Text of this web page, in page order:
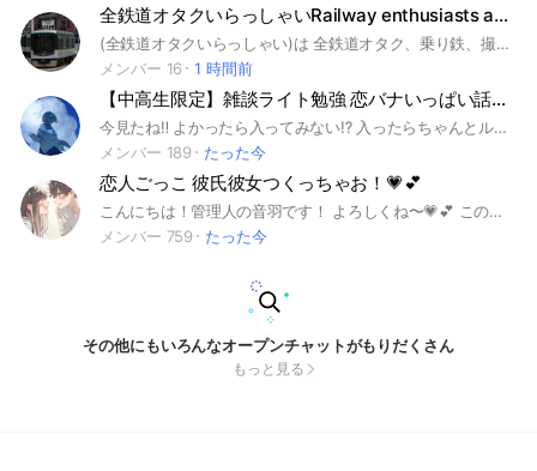
必要あるか分からないものまで見せられる時ありますよね‼️そ
れも対策済みです‼️ 管理人自体そんな厳しくないので安心して
きてね‼️ 承認制だから荒らし対策もしてます‼️ きっとあなたも
このオプが好きになる‼️ #学生#小学生#中学生#高校生#大学生
#雑談#ライブトーク#恋愛相談#相談#悩み#学生限定#ネッ友 #
ライト#非リア#リア充#青春#大学院生#勉強#友達#界隈#界隈
民#平和#平和民#歌枠#歌#恋バナ#副官#古参#人気#学校#小学
#中学#高校#大学#大学院#カワボ#イケボ#ゲーム
全鉄道オタクいらっしゃいRailway enthusiasts are very welcome.
(全鉄道オタクいらっしゃい)は 全鉄道オタク、乗り鉄、撮り鉄、音鉄などの鉄道オタク全員対象でやっております！！ 【管理人紹介】 湖西線沿線の、滋賀県民です、 14歳、中学生男子、部活は吹奏楽部に入ってます、 私は乗り鉄です、 あんまり鉄道に詳しくありません、
メンバー 16
1 時間前
【中高生限定】雑談ライト勉強 恋バナいっぱい話そうー
今見たね‼️ よかったら入ってみない⁉️ 入ったらちゃんとルール見てね‼️ 7月13日設立 10月2日 200人達成㊗️ #同世代#中学生#高校生#暇人#学生 #ライブトーク#10代#中1#中2#中3 #高1#高2#高3#オープンチャット #深夜#早朝#夜更かし#オール#ゲーム #中高生#雑談#恋バナ
メンバー 189
たった今
恋人ごっこ 彼氏彼女つくっちゃお！💗💕
こんにちは！管理人の音羽です！ よろしくね〜💗💕 このオプは恋人ごっこをするとこ！ みんなでいっぱい恋愛しよーね！ 彼氏彼女持ちでも大歓迎！ 恋愛しなくても友達つくったり、 みんなといっぱい話そ！ ちなみに管理人も彼氏募集中💕🫶 ルール ①荒らし、悪口禁止！ ②人が嫌がることはしない！ ③無言抜け禁止！即抜けも！ ④初期アイコンもダメだから！ 最近初期アイコンの人増えてます！ 承認するときの質問で初期アイコンはダメって書いてるから初期アイコンの人は承認しません！ (ちなみにルール破ったら蹴ったり再参加禁止にするよ！) このくらいかな〜？ どう？気になってきた？？ ルールも軽めに設定してるつもりです！ ここまできたら入るしかないんじゃない？😏 ぜひ、入ってくれるとうれしいな〜 一緒に恋人つくろ〜ね！💕 待ってるよ〜！！ 創設日 7月9日
メンバー 759
たった今
その他にもいろんなオープンチャットがもりだくさん
もっと見る